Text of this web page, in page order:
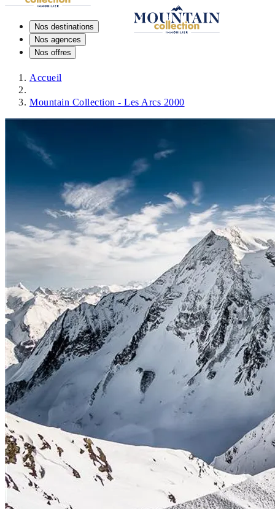
Nos destinations
Nos agences
Nos offres
Accueil
Mountain Collection - Les Arcs 2000